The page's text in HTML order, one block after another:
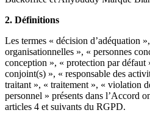
2. Définitions
Les termes « décision d’adéquation
organisationnelles », « personnes
conception », « protection par défaut
conjoint(s) », « responsable des
traitant », « traitement », « violation
personnel » présents dans l’Accord
articles 4 et suivants du RGPD.